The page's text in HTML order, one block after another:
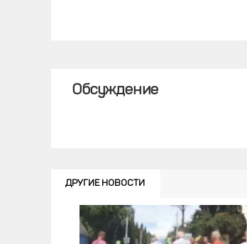
Обсуждение
ДРУГИЕ НОВОСТИ